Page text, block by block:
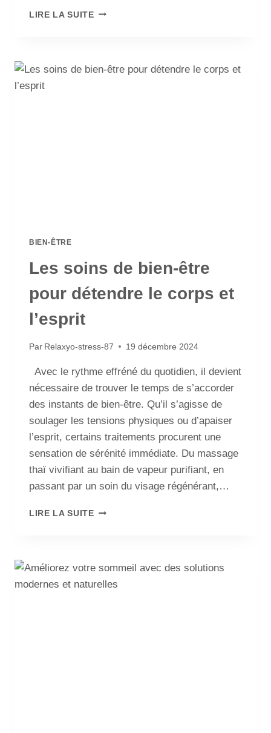
LIRE LA SUITE
BIEN-ÊTRE
Les soins de bien-être
pour détendre le corps et
l’esprit
Par Relaxyo-stress-87 19 décembre 2024
Avec le rythme effréné du quotidien, il devient
nécessaire de trouver le temps de s’accorder
des instants de bien-être. Qu’il s’agisse de
soulager les tensions physiques ou d’apaiser
l’esprit, certains traitements procurent une
sensation de sérénité immédiate. Du massage
thaï vivifiant au bain de vapeur purifiant, en
passant par un soin du visage régénérant,…
LIRE LA SUITE